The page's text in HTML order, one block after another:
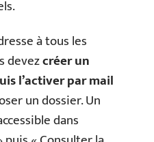
à tous les
devezcréer un
l’activer par mail
un dossier. Un
dans